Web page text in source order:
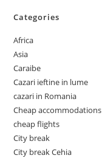
Categories
Africa
Asia
Caraibe
Cazari ieftine in lume
cazari in Romania
Cheap accommodations
cheap flights
City break
City break Cehia